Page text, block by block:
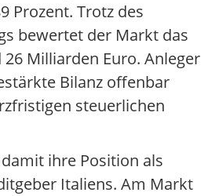
Prozent. Trotz des
bewertet der Markt das
Milliarden Euro. Anleger
Bilanz offenbar
steuerlichen
ihre Position als
Italiens. Am Markt